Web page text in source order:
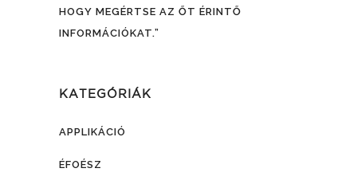
HOGY MEGÉRTSE AZ ŐT ÉRINTŐ
INFORMÁCIÓKAT.”
KATEGÓRIÁK
APPLIKÁCIÓ
ÉFOÉSZ